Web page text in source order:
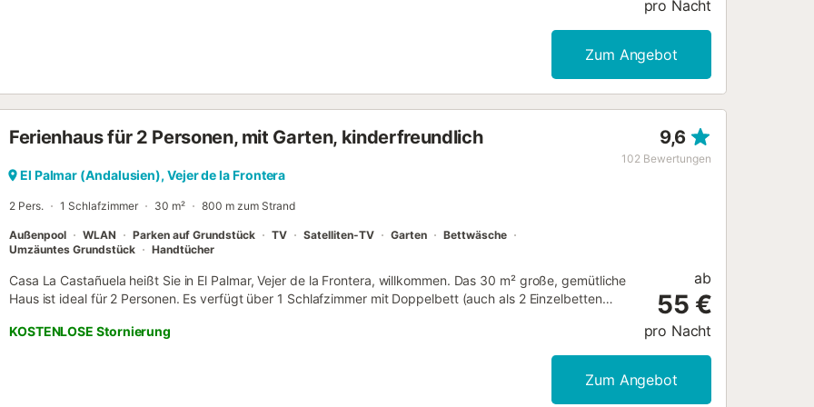
von Veranstaltungen in dieser Unterkunft ist nicht erlaubt. Eine Klimaanlage ist nicht vorhanden....
pro Nacht
Zum Angebot
Ferienhaus für 2 Personen, mit Garten, kinderfreundlich 9,6
102 Bewertungen
El Palmar (Andalusien), Vejer de la Frontera
2 Pers. 1 Schlafzimmer 30 m² 800 m zum Strand
Außenpool WLAN Parken auf Grundstück TV Satelliten-TV Garten
Bettwäsche
Umzäuntes Grundstück
Handtücher
Casa La Castañuela heißt Sie in El Palmar, Vejer de la Frontera, willkommen. Das 30 m² große, gemütliche
Haus ist ideal für 2 Personen. Es verfügt über 1 Schlafzimmer mit Doppelbett (auch als 2 Einzelbetten
Annehmlichkeiten zählen WLAN über Antenne (kein Glasfaser, Signal kann in ländlicher Umgebung
schwanken; wir empfehlen, wichtige Inhalte vorab herunterzuladen), TV, Ventilator, Waschmaschine,
Babybett, Hochstuhl, Spielzeug und Kinderbücher. Genießen Sie den privaten Garten mit Gartenmöbeln
KOSTENLOSE Stornierung
ab
55 €
pro Nacht
Zum Angebot